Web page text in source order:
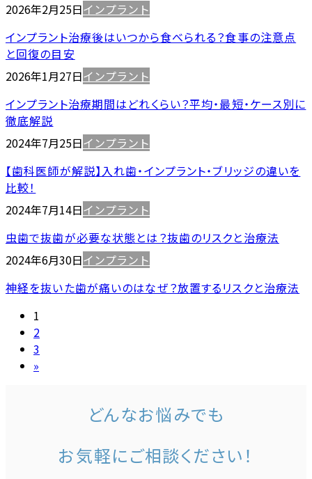
2026年2月25日インプラント
インプラント治療後はいつから食べられる？食事の注意点
と回復の目安
2026年1月27日インプラント
インプラント治療期間はどれくらい？平均・最短・ケース別に
徹底解説
2024年7月25日インプラント
【歯科医師が解説】入れ歯・インプラント・ブリッジの違いを
比較！
2024年7月14日インプラント
虫歯で抜歯が必要な状態とは？抜歯のリスクと治療法
2024年6月30日インプラント
神経を抜いた歯が痛いのはなぜ？放置するリスクと治療法
投
稿
の
固
定
ペ
ー
1
固
定
ペ
2
固
定
3
»
どんなお悩みでも
お気軽にご相談ください！